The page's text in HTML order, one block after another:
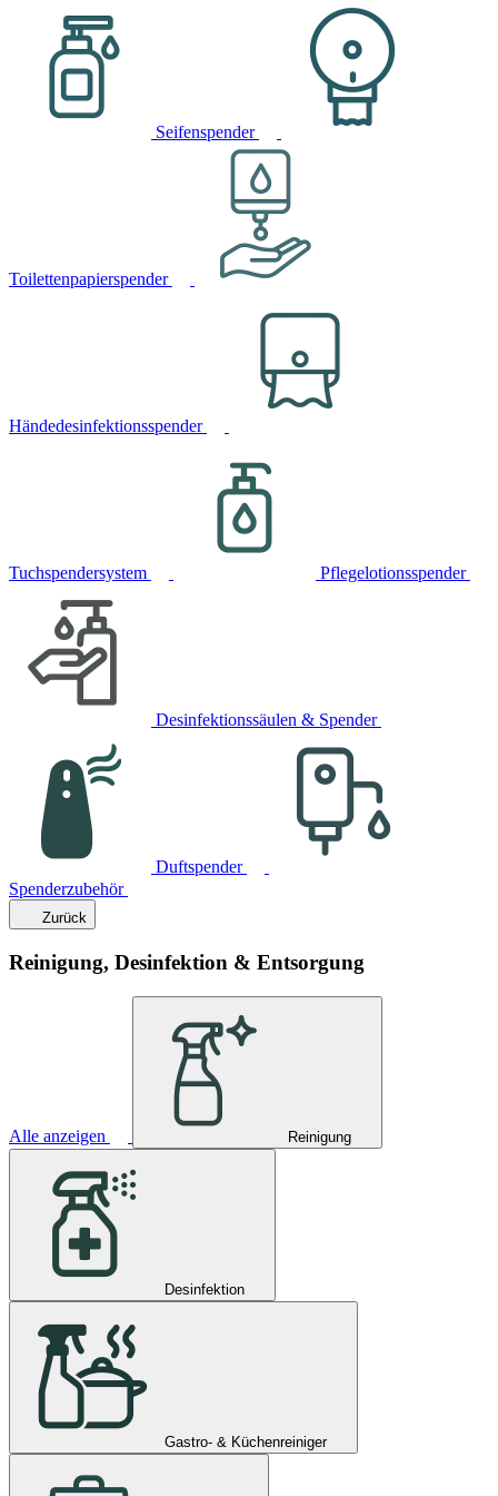
Seifenspender
Toilettenpapierspender
Händedesinfektionsspender
Tuchspendersystem Pflegelotionsspender
Desinfektionssäulen & Spender
Duftspender
Spenderzubehör
Zurück
Reinigung, Desinfektion & Entsorgung
Alle anzeigen Reinigung
Desinfektion
Gastro- & Küchenreiniger